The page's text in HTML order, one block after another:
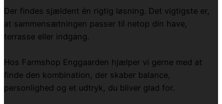
Der findes sjældent én rigtig løsning. Det vigtigste er,
at sammensætningen passer til netop din have,
terrasse eller indgang.
Hos Farmshop Enggaarden hjælper vi gerne med at
finde den kombination, der skaber balance,
personlighed og et udtryk, du bliver glad for.